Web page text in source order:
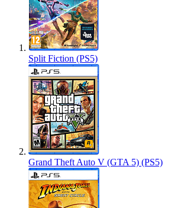
Split Fiction (PS5)
Grand Theft Auto V (GTA 5) (PS5)